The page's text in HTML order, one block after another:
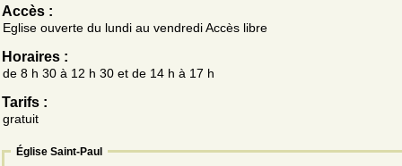
Accès :
Eglise ouverte du lundi au vendredi Accès libre
Horaires :
de 8 h 30 à 12 h 30 et de 14 h à 17 h
Tarifs :
gratuit
Église Saint-Paul